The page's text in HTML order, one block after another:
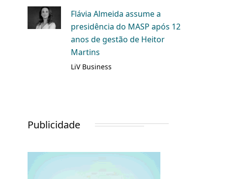
Flávia Almeida assume a
presidência do MASP após 12
anos de gestão de Heitor
Martins
LiV Business
Publicidade